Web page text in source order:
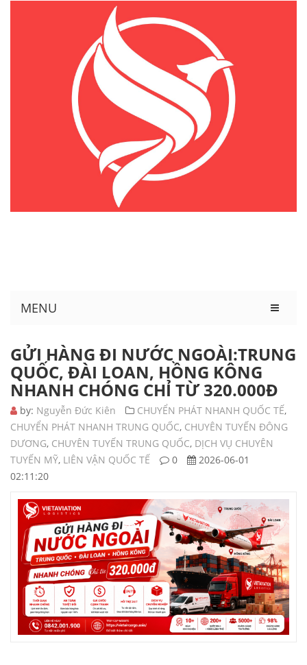
MENU
GỬI HÀNG ĐI NƯỚC NGOÀI:TRUNG
QUỐC, ĐÀI LOAN, HỒNG KÔNG
NHANH CHÓNG CHỈ TỪ 320.000Đ
by: Nguyễn Đức Kiên CHUYỂN PHÁT NHANH QUỐC TẾ,
CHUYỂN PHÁT NHANH TRUNG QUỐC, CHUYÊN TUYẾN ĐÔNG
DƯƠNG, CHUYÊN TUYẾN TRUNG QUỐC, DỊCH VỤ CHUYÊN
TUYẾN MỸ, LIÊN VẬN QUỐC TẾ 0
2026-06-01
02:11:20